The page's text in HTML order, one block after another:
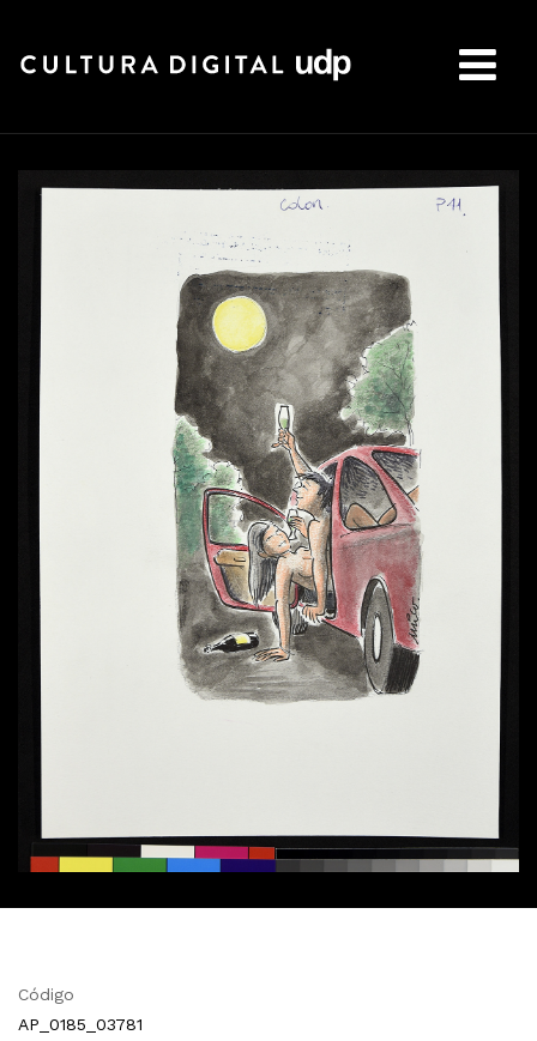
Código
AP_0185_03781